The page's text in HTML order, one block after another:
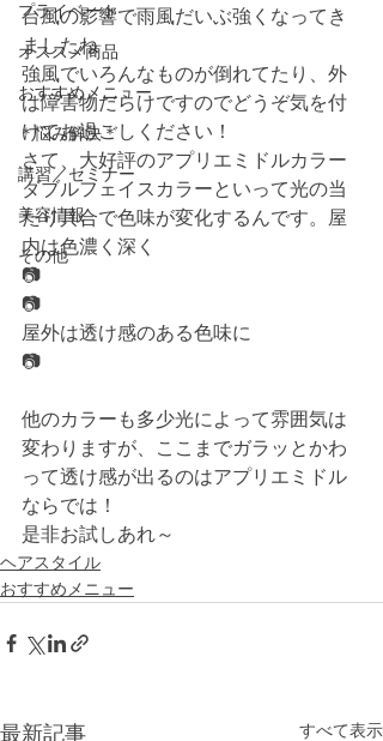
プライベート
オススメ商品
おすすめメニュー
＊悩み解決＊
講習／セミナー
美容情報
その他
台風の影響で雨風だいぶ強くなってき
ましたね
強風でいろんなものが倒れてたり、外
は障害物だらけですのでどうぞ気を付
けてお過ごしください！
さて、大好評のアプリエミドルカラー
ダブルフェイスカラーといって光の当
たり具合で色味が変化するんです。屋
内は色濃く深く
📷
📷
屋外は透け感のある色味に
📷
他のカラーも多少光によって雰囲気は
変わりますが、ここまでガラッとかわ
って透け感が出るのはアプリエミドル
ならでは！
是非お試しあれ～
ヘアスタイル
おすすめメニュー
最新記事 すべて表示